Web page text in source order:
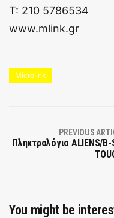
Τ: 210 5786534
www.mlink.gr
Microlink
PREVIOUS
Πληκτρολόγιο ALIENS/
You might be